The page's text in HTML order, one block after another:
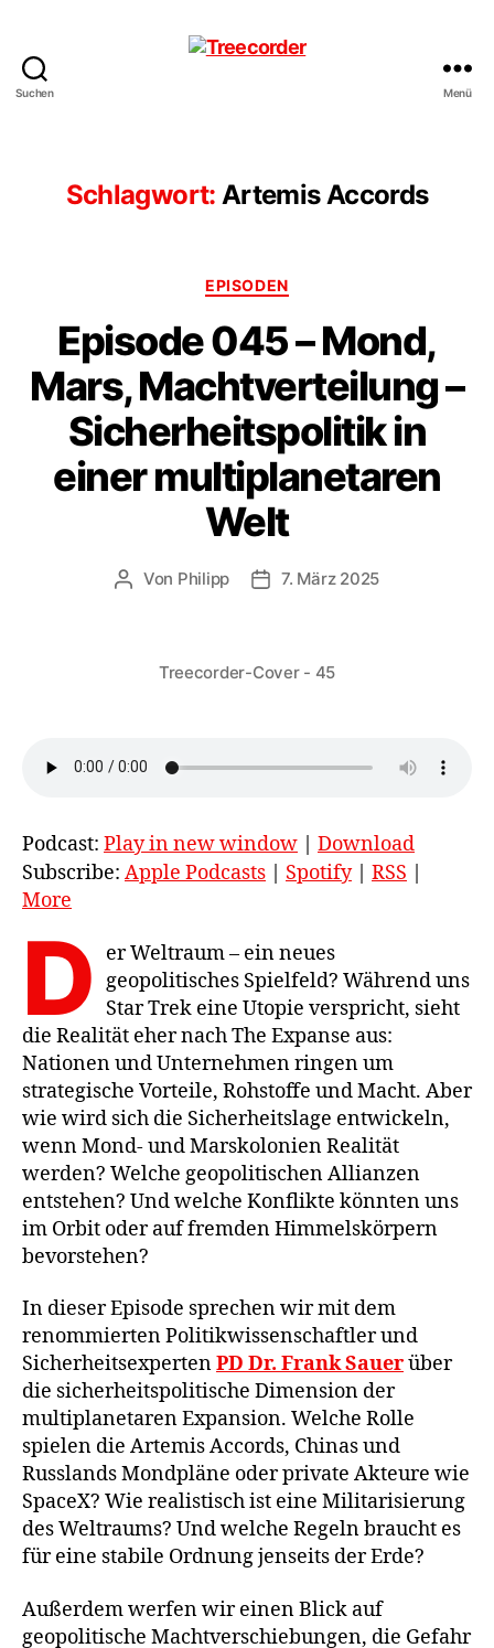
Suchen Menü
Schlagwort: Artemis Accords
Kategorien
EPISODEN
Episode 045 – Mond,
Mars, Machtverteilung –
Sicherheitspolitik in
einer multiplanetaren
Welt
Beitragsautor
Von Philipp Veröffentlichungsdatum
7. März 2025
Treecorder-Cover - 45
Podcast: Play in new window
Download
Subscribe: Apple Podcasts Spotify| RSS
More
D
er Weltraum – ein neues
geopolitisches Spielfeld? Während uns
Star Trek eine Utopie verspricht, sieht
die Realität eher nach The Expanse aus:
Nationen und Unternehmen ringen um
strategische Vorteile, Rohstoffe und Macht. Aber
wie wird sich die Sicherheitslage entwickeln,
wenn Mond- und Marskolonien Realität
werden? Welche geopolitischen Allianzen
entstehen? Und welche Konflikte könnten uns
im Orbit oder auf fremden Himmelskörpern
bevorstehen?
In dieser Episode sprechen wir mit dem
renommierten Politikwissenschaftler und
SicherheitsexpertenPD Dr. Frank Sauerüber
die sicherheitspolitische Dimension der
multiplanetaren Expansion. Welche Rolle
spielen die Artemis Accords, Chinas und
Russlands Mondpläne oder private Akteure wie
SpaceX? Wie realistisch ist eine Militarisierung
des Weltraums? Und welche Regeln braucht es
für eine stabile Ordnung jenseits der Erde?
Außerdem werfen wir einen Blick auf
geopolitische Machtverschiebungen, die Gefahr